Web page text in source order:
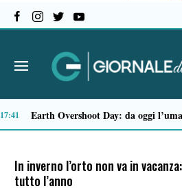
In inverno l’orto non va in
tutto l’anno